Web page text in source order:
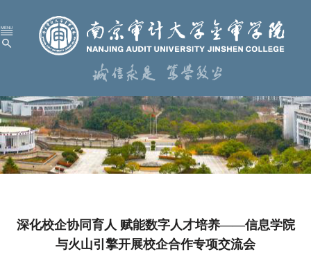
学校概况
机构设置
人才培养
招生就业
深化校企协同育人 赋能数字人才培养——信息学院
与火山引擎开展校企合作专项交流会